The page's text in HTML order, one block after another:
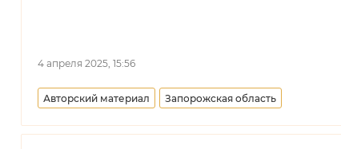
4 апреля 2025, 15:56
Авторский материал Запорожская область